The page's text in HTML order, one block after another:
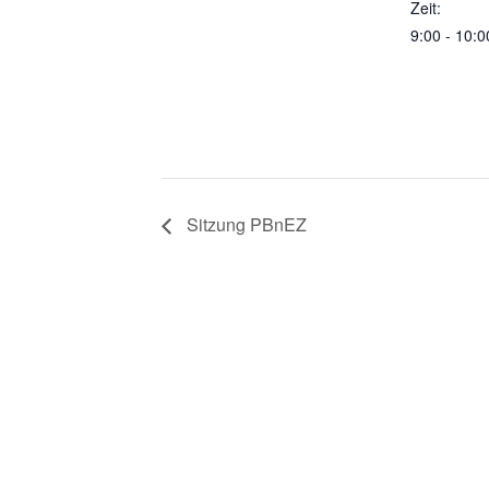
Zeit:
9:00 -
Sitzung PBnEZ